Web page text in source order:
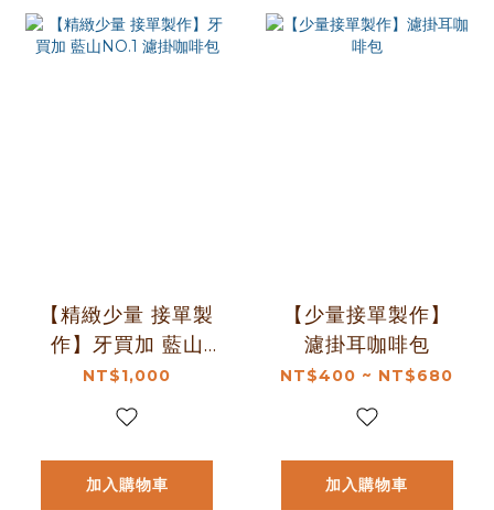
【精緻少量 接單製
作】牙買加 藍山
NO.1 濾掛咖啡包
NT$1,000
加入購物車
【少量接單製作】
濾掛耳咖啡包
NT$400 ~ NT$680
加入購物車